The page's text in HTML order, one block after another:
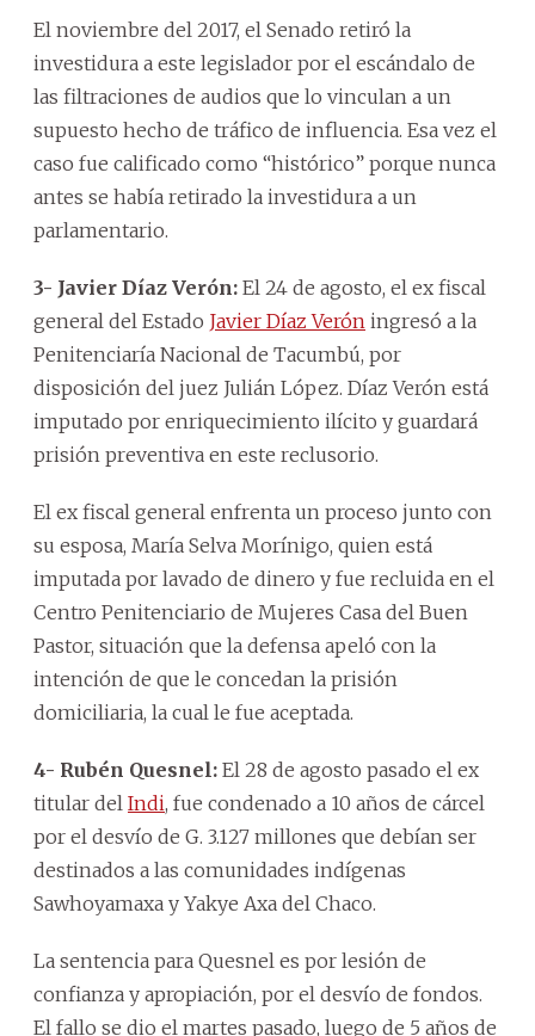
El noviembre del 2017, el Senado retiró la
investidura a este legislador por el escándalo de
las filtraciones de audios que lo vinculan a un
supuesto hecho de tráfico de influencia. Esa vez el
caso fue calificado como “histórico” porque nunca
antes se había retirado la investidura a un
parlamentario.
3- Javier Díaz Verón: El 24 de agosto, el ex fiscal
general del Estado Javier Díaz Verón ingresó a la
Penitenciaría Nacional de Tacumbú, por
disposición del juez Julián López. Díaz Verón está
imputado por enriquecimiento ilícito y guardará
prisión preventiva en este reclusorio.
El ex fiscal general enfrenta un proceso junto con
su esposa, María Selva Morínigo, quien está
imputada por lavado de dinero y fue recluida en el
Centro Penitenciario de Mujeres Casa del Buen
Pastor, situación que la defensa apeló con la
intención de que le concedan la prisión
domiciliaria, la cual le fue aceptada.
4- Rubén Quesnel: El 28 de agosto pasado el ex
titular del Indi, fue condenado a 10 años de cárcel
por el desvío de G. 3.127 millones que debían ser
destinados a las comunidades indígenas
Sawhoyamaxa y Yakye Axa del Chaco.
La sentencia para Quesnel es por lesión de
confianza y apropiación, por el desvío de fondos.
El fallo se dio el martes pasado, luego de 5 años de